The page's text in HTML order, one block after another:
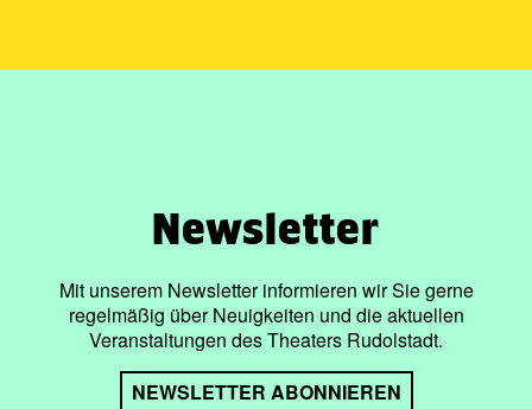
Newsletter
Mit unserem Newsletter informieren wir Sie gerne
regelmäßig über Neuigkeiten und die aktuellen
Veranstaltungen des Theaters Rudolstadt.
NEWSLETTER ABONNIEREN